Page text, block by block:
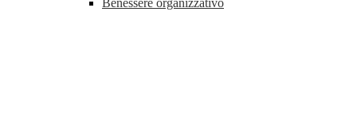
Benessere organizzativo